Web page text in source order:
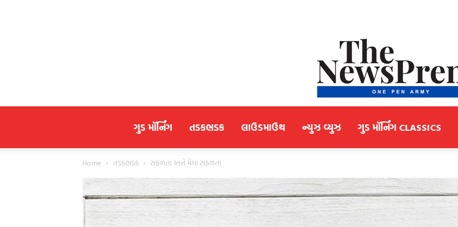
ગુડ મૉર્નિંગ તડકભડક લાઉડમાઉથ ન્યુઝ વ્યુઝ ગુડ મૉર્નિંગ CLASSICS
Home તડકભડક સફળતા અને મેગા સફળતા